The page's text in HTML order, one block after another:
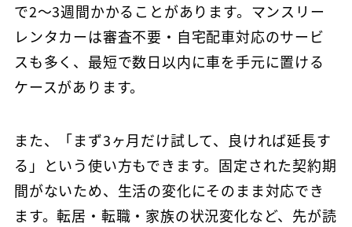
で2〜3週間かかることがあります。マンスリー
レンタカーは審査不要・自宅配車対応のサービ
スも多く、最短で数日以内に車を手元に置ける
ケースがあります。
また、「まず3ヶ月だけ試して、良ければ延長す
る」という使い方もできます。固定された契約期
間がないため、生活の変化にそのまま対応でき
ます。転居・転職・家族の状況変化など、先が読